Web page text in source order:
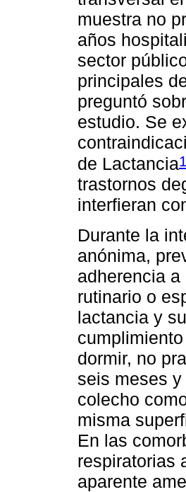
muestra no
años
sector
principales
preguntó
estudio. Se
de Lactancia
trastornos
interfieran
Durante la
anónima,
adherencia
rutinario o
lactancia y
dormir, no
seis meses
colecho
misma
En las
respiratorias
aparente